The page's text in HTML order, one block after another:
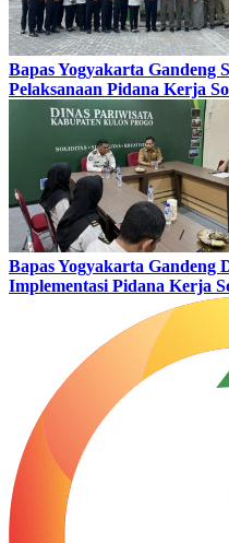
Bapas Yogyakarta Gandeng
Pelaksanaan Pidana Kerja
Bapas Yogyakarta
Implementasi Pidana Kerja